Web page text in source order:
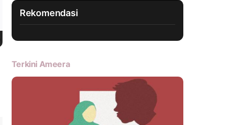
Rekomendasi
Terkini Ameera